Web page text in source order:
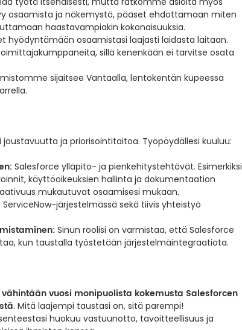
osaamista ja näkemystä, pääset ehdottamaan miten
haastavampiakin kokonaisuuksia.
hyödyntämään osaamistasi laajasti laidasta laitaan.
sillä kenenkään ei tarvitse osata
sijaitsee Vantaalla, lentokentän kupeessa
ja priorisointitaitoa. Työpöydällesi kuuluu:
Salesforce ylläpito- ja pienkehitystehtävät. Esimerkiksi
käyttöoikeuksien hallinta ja dokumentaation
mukautuvat osaamisesi mukaan.
järjestelmässä sekä tiivis yhteistyö
Sinun roolisi on varmistaa, että Salesforce
kun taustalla työstetään järjestelmäintegraatiota.
vähintään vuosi monipuolista kokemusta Salesforcen
. Mitä laajempi taustasi on, sitä parempi!
huokuu vastuunotto, tavoitteellisuus ja